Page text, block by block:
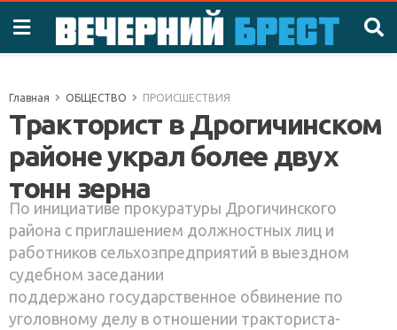
Главная ОБЩЕСТВО ПРОИСШЕСТВИЯ
Тракторист в Дрогичинском
районе украл более двух
тонн зерна
По инициативе прокуратуры Дрогичинского
района с приглашением должностных лиц и
работников сельхозпредприятий в выездном
судебном заседании
поддержано государственное обвинение по
уголовному делу в отношении тракториста-